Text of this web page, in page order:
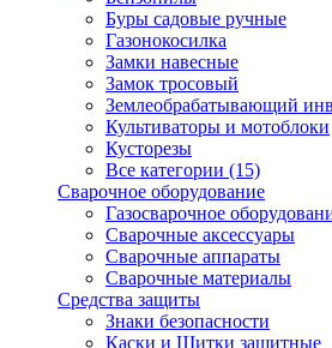
Буры садовые ручные
Газонокосилка
Замки навесные
Замок тросовый
Землеобрабатывающий
Культиваторы и мотоблоки
Кусторезы
Все категории (15)
Сварочное оборудование
Газосварочное
Сварочные аксессуары
Сварочные аппараты
Сварочные материалы
Средства защиты
Знаки безопасности
Каски и Щитки защитные